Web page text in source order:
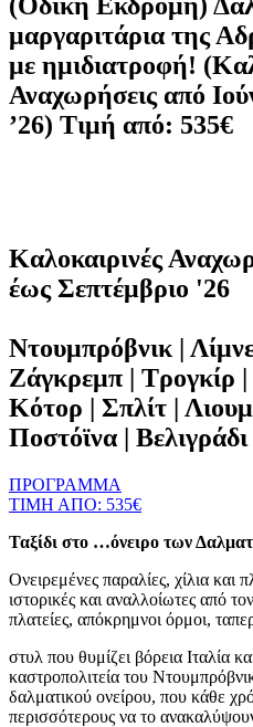
μαργαριτάρια της
με ημιδιατροφή!
Αναχωρήσεις από
’26) Τιμή από: 535€
Καλοκαιρινές
έως Σεπτέμβριο '26
Ντουμπρόβνικ |
Ζάγκρεμπ | Τρογκίρ
Κότορ | Σπλίτ |
Ποστόϊνα | Βελιγράδι
ΠΡΟΓΡΑΜΜΑ
ΤΙΜΗ ΑΠΟ: 535€
Ταξίδι στο …όνειρο των
Ονειρεμένες παραλίες, χίλια και
ιστορικές και αναλλοίωτες από
πλατείες, απόκρημνοι όρμοι,
στυλ που θυμίζει βόρεια Ιταλία
καστροπολιτεία του
δαλματικού ονείρου, που κάθε
περισσότερους να το